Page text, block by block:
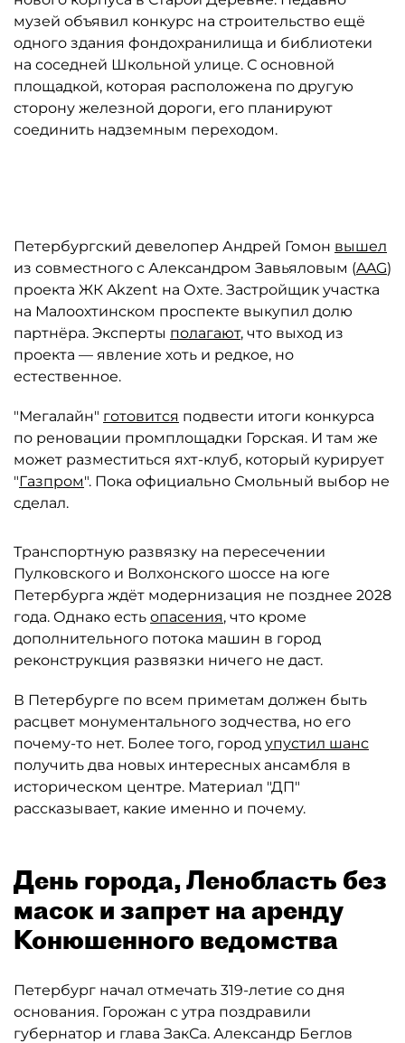
музей объявил конкурс на строительство ещё
одного здания фондохранилища и библиотеки
на соседней Школьной улице. С основной
площадкой, которая расположена по другую
сторону железной дороги, его планируют
соединить надземным переходом.
Петербургский девелопер Андрей Гомон вышел
из совместного с Александром Завьяловым (AAG)
проекта ЖК Akzent на Охте. Застройщик участка
на Малоохтинском проспекте выкупил долю
партнёра. Эксперты полагают, что выход из
проекта — явление хоть и редкое, но
естественное.
"Мегалайн" готовится подвести итоги конкурса
по реновации промплощадки Горская. И там же
может разместиться яхт-клуб, который курирует
"Газпром". Пока официально Смольный выбор не
сделал.
Транспортную развязку на пересечении
Пулковского и Волхонского шоссе на юге
Петербурга ждёт модернизация не позднее 2028
года. Однако есть опасения, что кроме
дополнительного потока машин в город
реконструкция развязки ничего не даст.
В Петербурге по всем приметам должен быть
расцвет монументального зодчества, но его
почему-то нет. Более того, город упустил шанс
получить два новых интересных ансамбля в
историческом центре. Материал "ДП"
рассказывает, какие именно и почему.
День города, Ленобласть без
масок и запрет на аренду
Конюшенного ведомства
Петербург начал отмечать 319-летие со дня
основания. Горожан с утра поздравили
губернатор и глава ЗакСа. Александр Беглов